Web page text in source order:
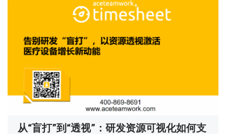
从“盲打”到“透视”：研发资源可视化如何支